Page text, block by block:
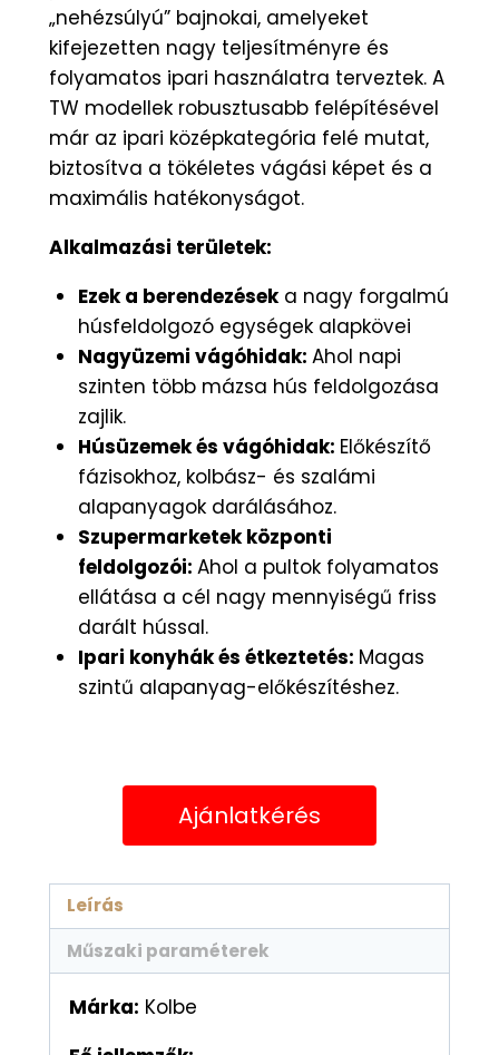
„nehézsúlyú” bajnokai, amelyeket
kifejezetten nagy teljesítményre és
folyamatos ipari használatra terveztek. A
TW modellek robusztusabb felépítésével
már az ipari középkategória felé mutat,
biztosítva a tökéletes vágási képet és a
maximális hatékonyságot.
Alkalmazási területek:
Ezek a berendezéseka nagy forgalmú
húsfeldolgozó egységek alapkövei
Nagyüzemi vágóhidak: Ahol napi
szinten több mázsa hús feldolgozása
zajlik.
Húsüzemek és vágóhidak: Előkészítő
fázisokhoz, kolbász- és szalámi
alapanyagok darálásához.
Szupermarketek központi
feldolgozói: Ahol a pultok folyamatos
ellátása a cél nagy mennyiségű friss
darált hússal.
Ipari konyhák és étkeztetés: Magas
szintű alapanyag-előkészítéshez.
Ajánlatkérés
Leírás
Műszaki paraméterek
Márka: Kolbe